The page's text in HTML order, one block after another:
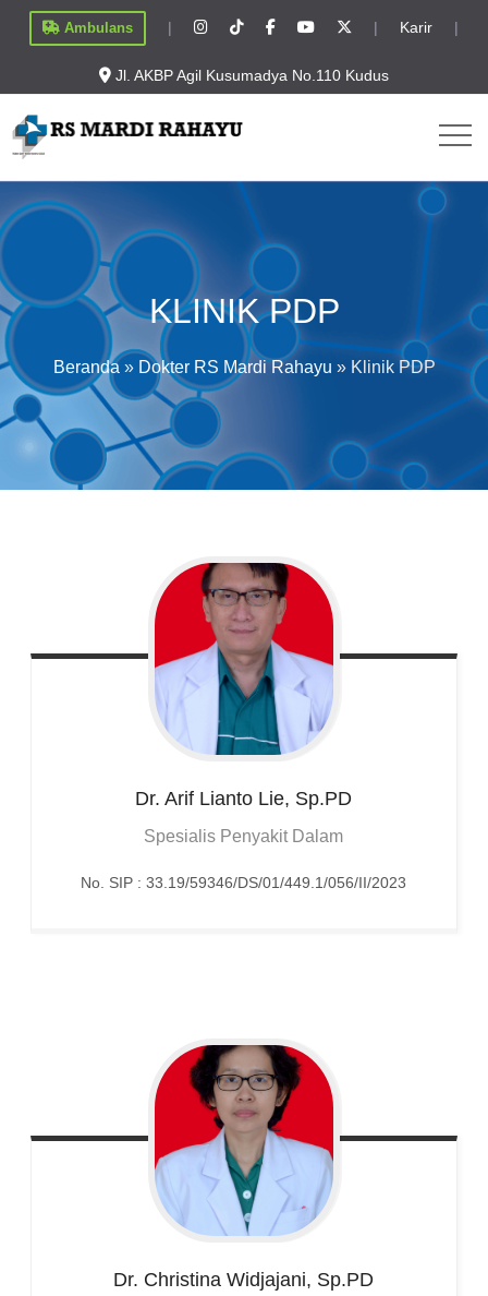
Ambulans | | Karir |
Jl. AKBP Agil Kusumadya No.110 Kudus
KLINIK PDP
Beranda » Dokter RS Mardi Rahayu » Klinik PDP
Dr. Arif Lianto Lie, Sp.PD
Spesialis Penyakit Dalam
No. SIP : 33.19/59346/DS/01/449.1/056/II/2023
Dr. ChristinaWidjajani, Sp.PD